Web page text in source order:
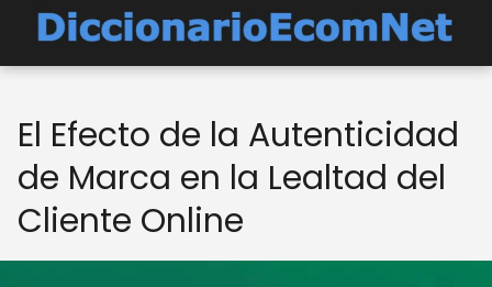
El Efecto de la Autenticidad
de Marca en la Lealtad del
Cliente Online